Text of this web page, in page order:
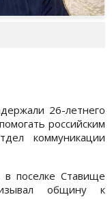
26-летнего
российским
коммуникации
поселке Ставище
общину к